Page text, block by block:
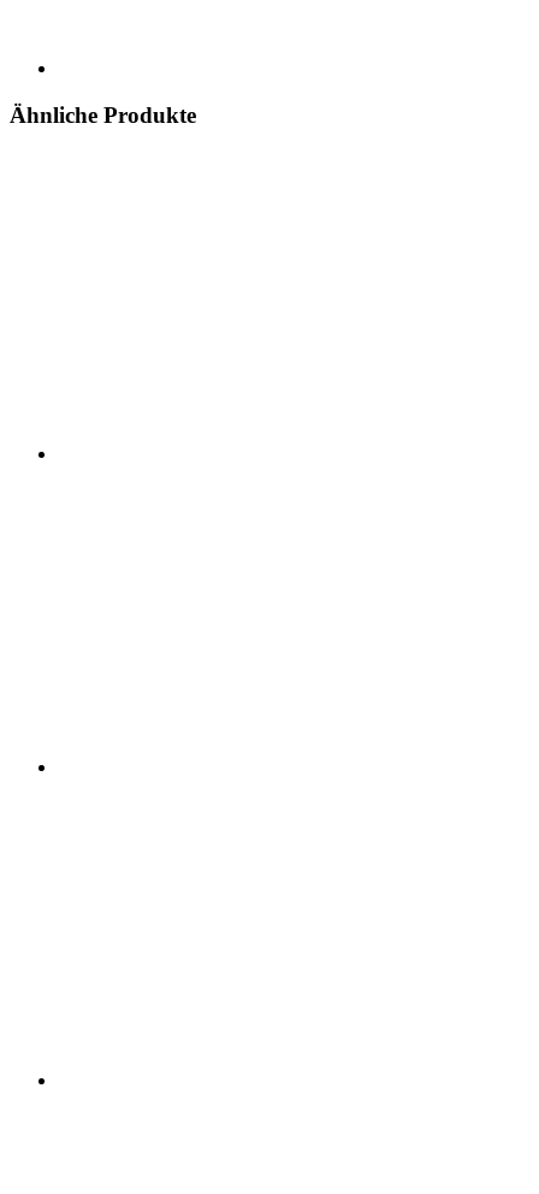
Ähnliche Produkte